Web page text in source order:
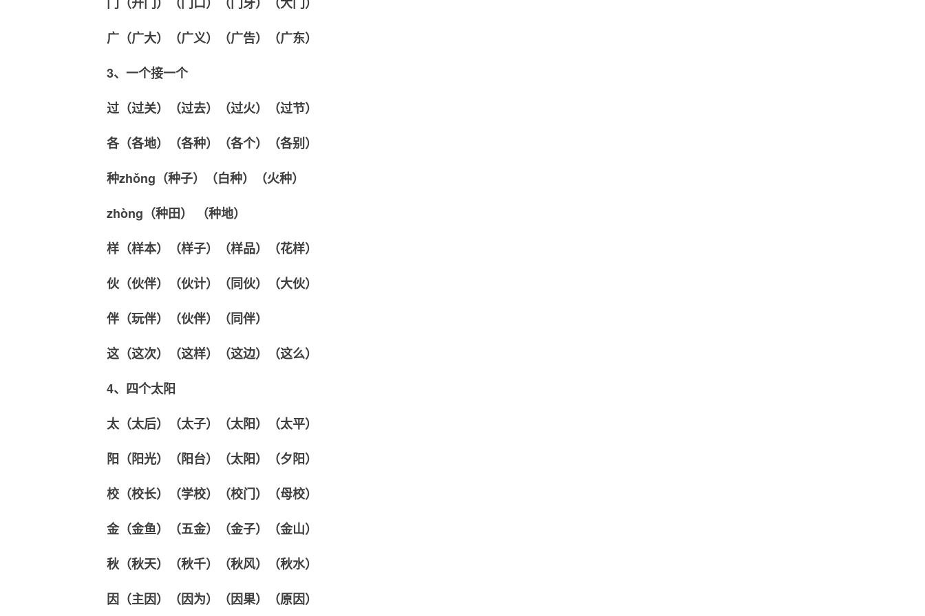
广（广大）（广义）（广告）（广东）
3、一个接一个
过（过关）（过去）（过火）（过节）
各（各地）（各种）（各个）（各别）
种zhǒng（种子）（白种）（火种）
zhòng（种田） （种地）
样（样本）（样子）（样品）（花样）
伙（伙伴）（伙计）（同伙）（大伙）
伴（玩伴）（伙伴）（同伴）
这（这次）（这样）（这边）（这么）
4、四个太阳
太（太后）（太子）（太阳）（太平）
阳（阳光）（阳台）（太阳）（夕阳）
校（校长）（学校）（校门）（母校）
金（金鱼）（五金）（金子）（金山）
秋（秋天）（秋千）（秋风）（秋水）
因（主因）（因为）（因果）（原因）